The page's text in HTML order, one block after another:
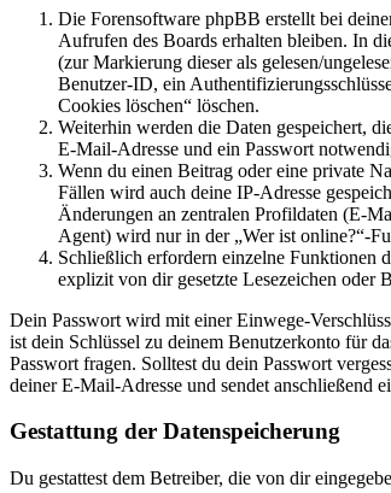
Die Forensoftware phpBB erstellt bei
Aufrufen des Boards erhalten bleiben. In
(zur Markierung dieser als gelesen/
Benutzer-ID, ein
Cookies löschen“ löschen.
Weiterhin werden die Daten gespeichert,
E-Mail-Adresse und ein Passwort
Wenn du einen Beitrag oder eine private
Fällen wird auch deine IP-Adresse
Änderungen an zentralen Profildaten (E-
Agent) wird nur in der „Wer ist online?“-
Schließlich erfordern einzelne Funktionen
explizit von dir gesetzte Lesezeichen oder
Dein Passwort wird mit einer Einwege-
ist dein Schlüssel zu deinem Benutzerkonto für
Passwort fragen. Solltest du dein Passwort
deiner E-Mail-Adresse und sendet anschließend
Gestattung der Datenspeicherung
Du gestattest dem Betreiber, die von dir